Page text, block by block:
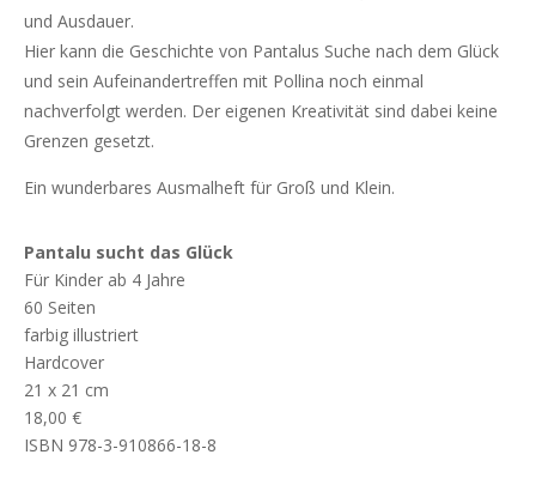
und Ausdauer.
Hier kann die Geschichte von Pantalus Suche nach dem Glück
und sein Aufeinandertreffen mit Pollina noch einmal
nachverfolgt werden. Der eigenen Kreativität sind dabei keine
Grenzen gesetzt.
Ein wunderbares Ausmalheft für Groß und Klein.
Pantalu sucht das Glück
Für Kinder ab 4 Jahre
60 Seiten
farbig illustriert
Hardcover
21 x 21 cm
18,00 €
ISBN 978-3-910866-18-8